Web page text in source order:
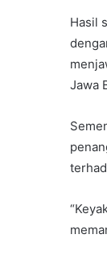
Hasil
Jawa